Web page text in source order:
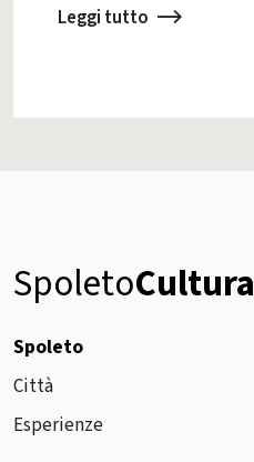
Leggi tutto
SpoletoCultura
Spoleto
Città
Esperienze